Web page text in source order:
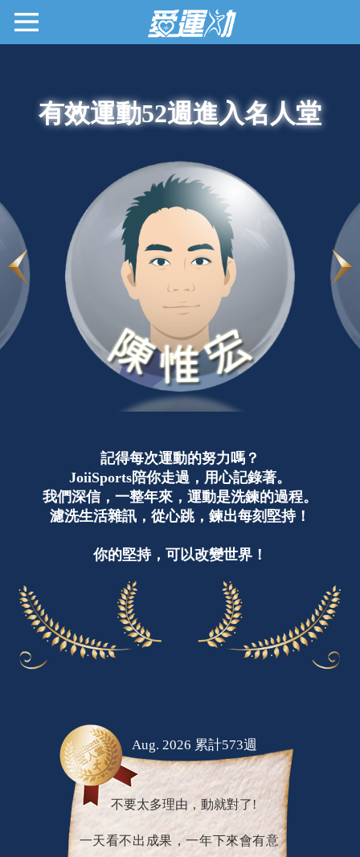
有效運動52週進入名人堂
記得每次運動的努力嗎？
JoiiSports陪你走過，用心記錄著。
我們深信，一整年來，運動是洗鍊的過程。
濾洗生活雜訊，從心跳，鍊出每刻堅持！
你的堅持，可以改變世界！
Aug. 2026 累計573週
不要太多理由，動就對了!
一天看不出成果，一年下來會有意